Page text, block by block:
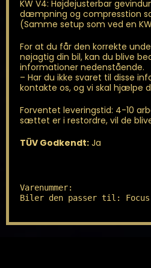
KW V4: Højdejusterbar
dæmpning og compresstion
(Samme setup som ved en
For at du får den korrekte
nøjagtig din bil, kan du blive
informationer nedenstående.
– Har du ikke svaret til disse
kontakte os, og vi skal hjælpe
Forventet leveringstid: 4-10
sættet er i restordre, vil de
TÜV Godkendt:Ja
Varenummer:
Biler den passer til: Focus